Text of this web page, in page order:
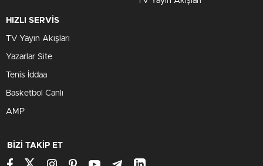
HIZLI SERVİS
TV Yayın Akışları
Yazarlar Site
Tenis İddaa
Basketbol Canlı
AMP
BİZİ TAKİP ET